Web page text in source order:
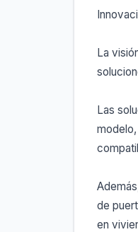
La
Las
de
en